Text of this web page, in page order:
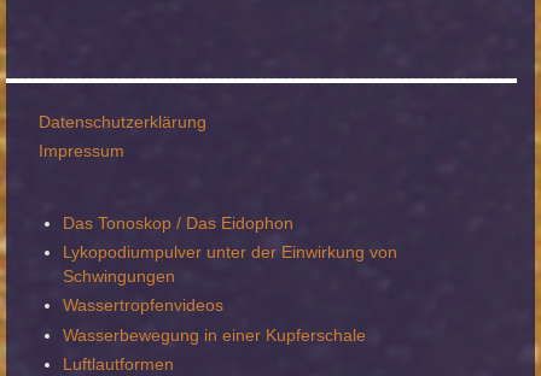
Datenschutzerklärung
Impressum
Das Tonoskop / Das Eidophon
Lykopodiumpulver unter der Einwirkung von
Schwingungen
Wassertropfenvideos
Wasserbewegung in einer Kupferschale
Luftlautformen